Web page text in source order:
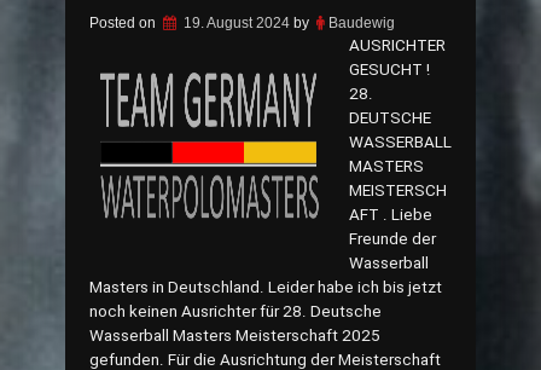
Posted on 19. August 2024by Baudewig
AUSRICHTER
GESUCHT !
28.
DEUTSCHE
WASSERBALL
MASTERS
MEISTERSCH
AFT . Liebe
Freunde der
Wasserball
Masters in Deutschland. Leider habe ich bis jetzt
noch keinen Ausrichter für 28. Deutsche
Wasserball Masters Meisterschaft 2025
gefunden. Für die Ausrichtung der Meisterschaft